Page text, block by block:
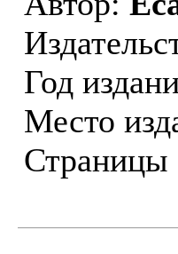
Год
Место
Страницы